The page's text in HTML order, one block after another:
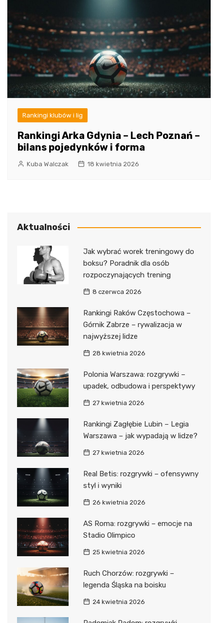
Rankingi klubów i lig
Rankingi Arka Gdynia – Lech Poznań –
bilans pojedynków i forma
Kuba Walczak 18 kwietnia 2026
Aktualności
Jak wybrać worek treningowy do
boksu? Poradnik dla osób
rozpoczynających trening
8 czerwca 2026
Rankingi Raków Częstochowa –
Górnik Zabrze – rywalizacja w
najwyższej lidze
28 kwietnia 2026
Polonia Warszawa: rozgrywki –
upadek, odbudowa i perspektywy
27 kwietnia 2026
Rankingi Zagłębie Lubin – Legia
Warszawa – jak wypadają w lidze?
27 kwietnia 2026
Real Betis: rozgrywki – ofensywny
styl i wyniki
26 kwietnia 2026
AS Roma: rozgrywki – emocje na
Stadio Olimpico
25 kwietnia 2026
Ruch Chorzów: rozgrywki –
legenda Śląska na boisku
24 kwietnia 2026